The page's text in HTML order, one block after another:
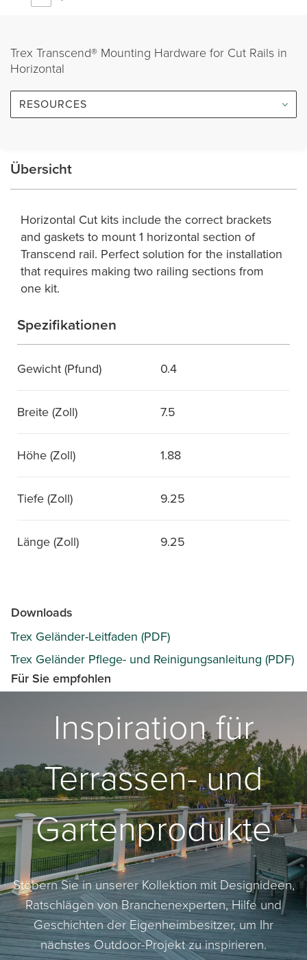
Trex Transcend® Mounting Hardware for Cut Rails in
Horizontal
RESOURCES
Übersicht
Horizontal Cut kits include the correct brackets
and gaskets to mount 1 horizontal section of
Transcend rail. Perfect solution for the installation
that requires making two railing sections from
one kit.
Spezifikationen
Gewicht (Pfund) 0.4
Breite (Zoll) 7.5
Höhe (Zoll) 1.88
Tiefe (Zoll) 9.25
Länge (Zoll) 9.25
Downloads
Trex Geländer-Leitfaden (PDF)
Trex Geländer Pflege- und Reinigungsanleitung (PDF)
Für Sie empfohlen
Inspiration für
Terrassen- und
Gartenprodukte
Stöbern Sie in unserer Kollektion mit Designideen,
Ratschlägen von Branchenexperten, Hilfe und
Geschichten der Eigenheimbesitzer, um Ihr
nächstes Outdoor-Projekt zu inspirieren.